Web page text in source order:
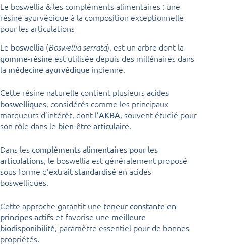
Le boswellia & les compléments alimentaires : une
résine ayurvédique à la composition exceptionnelle
pour les articulations
Le boswellia (Boswellia serrata), est un arbre dont la
gomme-résine est utilisée depuis des millénaires dans
la médecine ayurvédique indienne.
Cette résine naturelle contient plusieurs acides
boswelliques, considérés comme les principaux
marqueurs d’intérêt, dont l’AKBA, souvent étudié pour
son rôle dans le bien-être articulaire.
Dans les compléments alimentaires pour les
articulations, le boswellia est généralement proposé
sous forme d’extrait standardisé en acides
boswelliques.
Cette approche garantit une teneur constante en
principes actifs et favorise une meilleure
biodisponibilité, paramètre essentiel pour de bonnes
propriétés.